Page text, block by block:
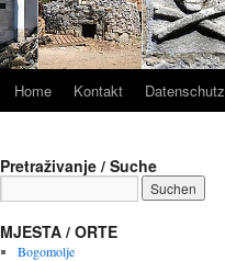
Home Kontakt Datenschutz
Pretraživanje / Suche
MJESTA / ORTE
Bogomolje